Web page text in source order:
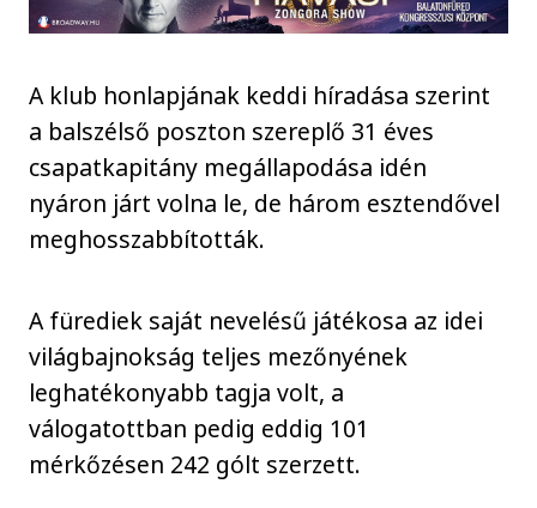
A klub honlapjának keddi híradása szerint
a balszélső poszton szereplő 31 éves
csapatkapitány megállapodása idén
nyáron járt volna le, de három esztendővel
meghosszabbították.
A fürediek saját nevelésű játékosa az idei
világbajnokság teljes mezőnyének
leghatékonyabb tagja volt, a
válogatottban pedig eddig 101
mérkőzésen 242 gólt szerzett.